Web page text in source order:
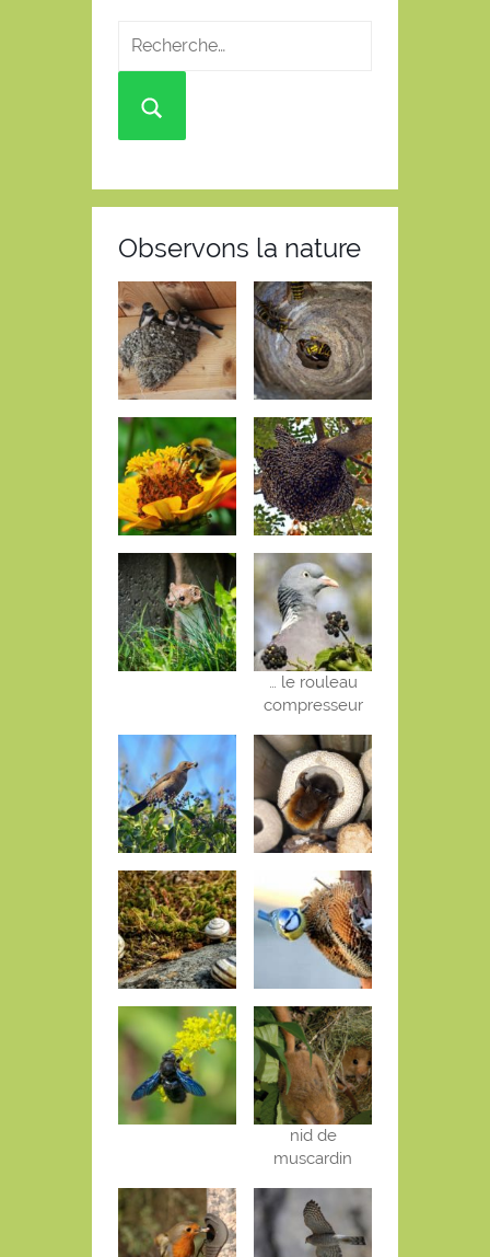
Observons la nature
… le rouleau
compresseur
nid de
muscardin